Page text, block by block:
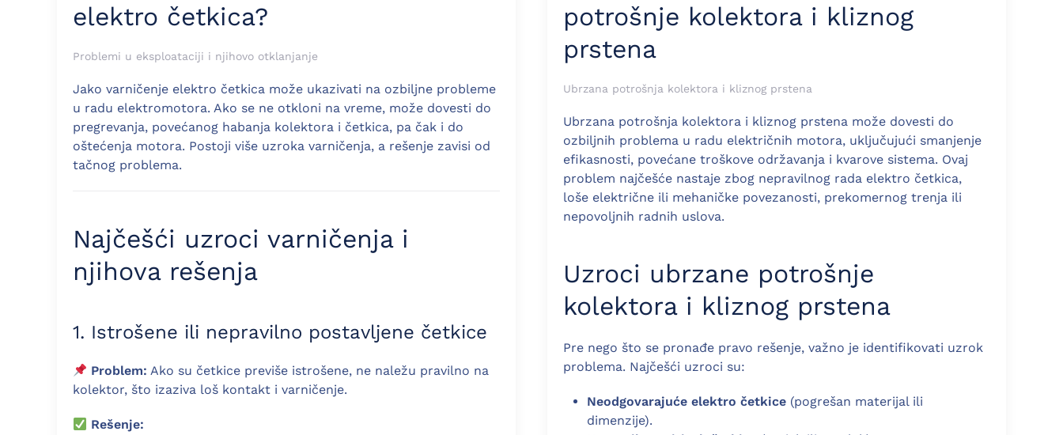
elektro četkica?
Problemi u eksploataciji i njihovo otklanjanje
Jako varničenje elektro četkica može ukazivati na ozbiljne probleme
u radu elektromotora. Ako se ne otkloni na vreme, može dovesti do
pregrevanja, povećanog habanja kolektora i četkica, pa čak i do
oštećenja motora. Postoji više uzroka varničenja, a rešenje zavisi od
tačnog problema.
Najčešći uzroci varničenja i
njihova rešenja
1. Istrošene ili nepravilno postavljene četkice
Problem: Ako su četkice previše istrošene, ne naležu pravilno na
kolektor, što izaziva loš kontakt i varničenje.
Rešenje:
potrošnje kolektora i kliznog
prstena
Ubrzana potrošnja kolektora i kliznog prstena
Ubrzana potrošnja kolektora i kliznog prstena može dovesti do
ozbiljnih problema u radu električnih motora, uključujući smanjenje
efikasnosti, povećane troškove održavanja i kvarove sistema. Ovaj
problem najčešće nastaje zbog nepravilnog rada elektro četkica,
loše električne ili mehaničke povezanosti, prekomernog trenja ili
nepovoljnih radnih uslova.
Uzroci ubrzane potrošnje
kolektora i kliznog prstena
Pre nego što se pronađe pravo rešenje, važno je identifikovati uzrok
problema. Najčešći uzroci su:
Neodgovarajuće elektro četkice (pogrešan materijal ili
dimenzije).